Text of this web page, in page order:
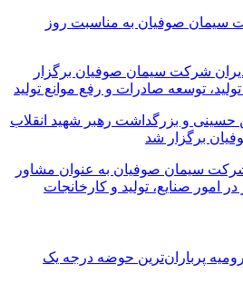
سیمان صوفیان به مناسبت روز
شرکت سیمان صوفیان برگزار
توسعه صادرات و رفع موانع تولید
حسینی و بزرگداشت رهبر شهید انقلاب
برگزار شد
سیمان صوفیان به عنوان مشاور
امور صنایع، تولید و کارخانجات
پرباران‌ترین حوضه‌ درجه یک